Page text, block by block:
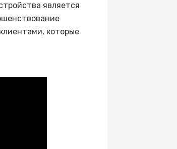
является
которые